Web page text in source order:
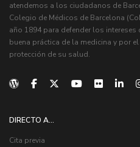
atendemos a los ciudadanos de
Colegio de Médicos de Barcelona
año 1894 para defender los
buena práctica de la medicina y por
protección de su salud.
DIRECTO A...
Cita previa